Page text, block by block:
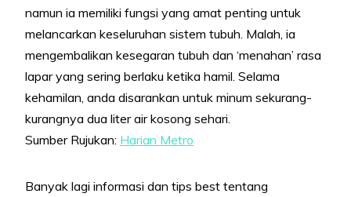
namun ia memiliki fungsi yang amat penting untuk
melancarkan keseluruhan sistem tubuh. Malah, ia
mengembalikan kesegaran tubuh dan ‘menahan’ rasa
lapar yang sering berlaku ketika hamil. Selama
kehamilan, anda disarankan untuk minum sekurang-
kurangnya dua liter air kosong sehari.
Sumber Rujukan: Harian Metro
Banyak lagi informasi dan tips best tentang